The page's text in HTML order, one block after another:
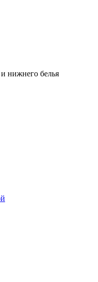
нижнего белья